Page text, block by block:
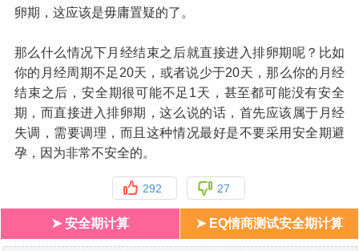
卵期，这应该是毋庸置疑的了。
那么什么情况下月经结束之后就直接进入排卵期呢？比如
你的月经周期不足20天，或者说少于20天，那么你的月经
结束之后，安全期很可能不足1天，甚至都可能没有安全
期，而直接进入排卵期，这么说的话，首先应该属于月经
失调，需要调理，而且这种情况最好是不要采用安全期避
孕，因为非常不安全的。
292 27
➤ 安全期计算 ➤ EQ情商测试安全期计算